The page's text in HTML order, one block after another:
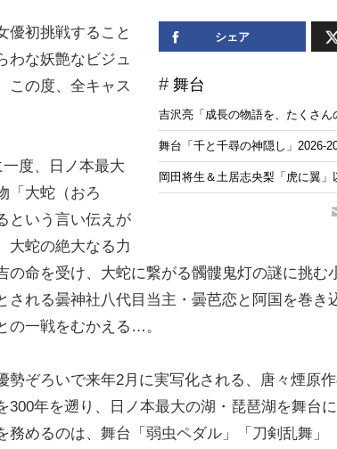
シェア
舞台
吉沢亮「成長の物語を、たくさん
舞台「千と千尋の神隠し」2026-
岡田将生＆土居志央梨「虎に翼
優初挑戦すること
わな妖艶なビジュ
この度、全キャス
度、日ノ本最大
「大蛇（おろ
という言い伝えが
蛇の絶大なる力
の命を受け、大蛇に繋がる髑髏鬼灯の謎に挑む
される曇神社八代目当主・曇芭恋と阿国を巻き
の一戦をむかえる…。
ぞろいで来年2月に実写化される、唐々煙原
300年を遡り、日ノ本最大の湖・琵琶湖を舞台
めるのは、舞台「弱虫ペダル」「刀剣乱舞」